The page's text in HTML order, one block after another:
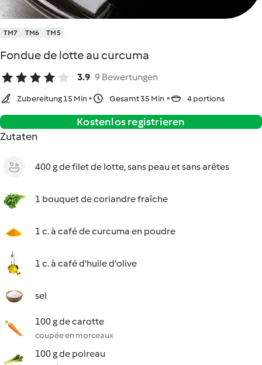
TM7 TM6 TM5
Fondue de lotte au curcuma
3.9 9 Bewertungen
Zubereitung 15 Min Gesamt 35 Min 4 portions
Kostenlos registrieren
Zutaten
400 g de filet de lotte, sans peau et sans arêtes
1 bouquet de coriandre fraîche
1 c. à café de curcuma en poudre
1 c. à café d'huile d'olive
sel
100 g de carotte
coupée en morceaux
100 g de poireau